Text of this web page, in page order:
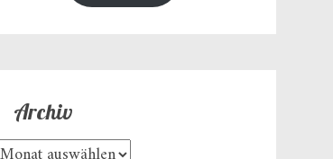
Archiv
Archiv